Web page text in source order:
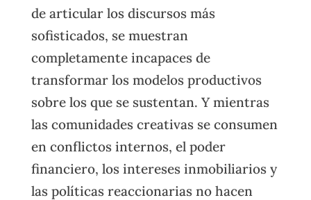
de articular los discursos más
sofisticados, se muestran
completamente incapaces de
transformar los modelos productivos
sobre los que se sustentan. Y mientras
las comunidades creativas se consumen
en conflictos internos, el poder
financiero, los intereses inmobiliarios y
las políticas reaccionarias no hacen